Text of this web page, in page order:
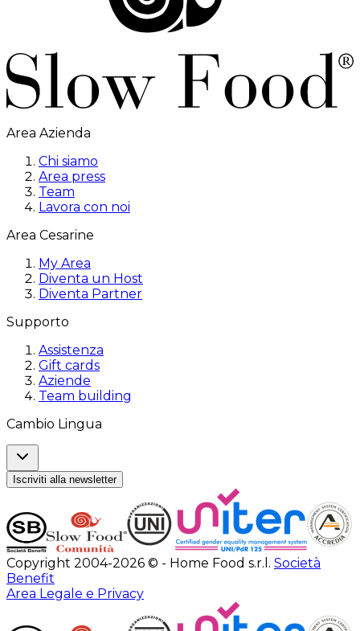
Area Azienda
Chi siamo
Area press
Team
Lavora con noi
Area Cesarine
My Area
Diventa un Host
Diventa Partner
Supporto
Assistenza
Gift cards
Aziende
Team building
Cambio Lingua
Iscriviti alla newsletter
Copyright 2004-2026 © - Home Food s.r.l. Società
Benefit
Area Legale e Privacy